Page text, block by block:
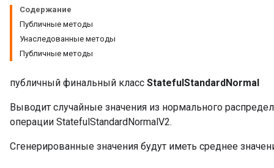
Содержание
Публичные методы
Унаследованные методы
Публичные методы
публичный финальный класс StatefulStandardNormal
Выводит случайные значения из нормального
операции StatefulStandardNormalV2.
Сгенерированные значения будут иметь среднее